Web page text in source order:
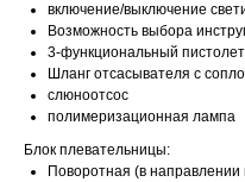
включение/выключение
Возможность выбора
3-функциональный
Шланг отсасывателя с
слюноотсос
полимеризационная лампа
Блок плевательницы:
Поворотная (в